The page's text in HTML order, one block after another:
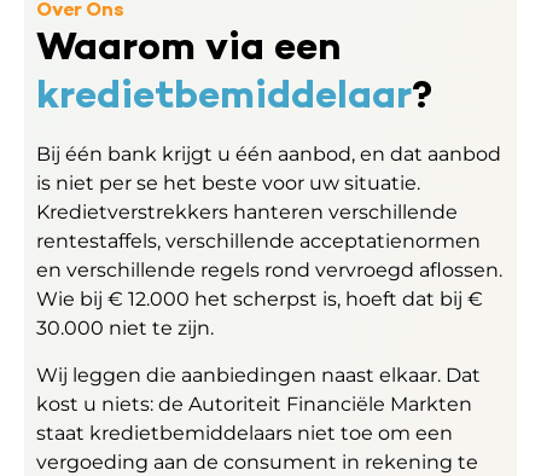
Over Ons
Waarom via een
kredietbemiddelaar?
Bij één bank krijgt u één aanbod, en dat aanbod
is niet per se het beste voor uw situatie.
Kredietverstrekkers hanteren verschillende
rentestaffels, verschillende acceptatienormen
en verschillende regels rond vervroegd aflossen.
Wie bij € 12.000 het scherpst is, hoeft dat bij €
30.000 niet te zijn.
Wij leggen die aanbiedingen naast elkaar. Dat
kost u niets: de Autoriteit Financiële Markten
staat kredietbemiddelaars niet toe om een
vergoeding aan de consument in rekening te